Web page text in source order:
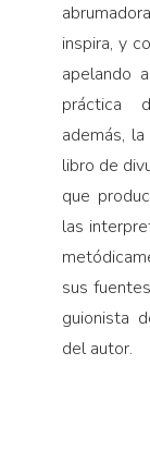
inspira, y
apelando
práctica
además,
libro de
que
las
sus
guionista
del autor.